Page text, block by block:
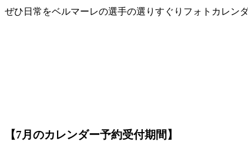
ぜひ日常をベルマーレの選手の選りすぐりフォトカレン
【7月のカレンダー予約受付期間】